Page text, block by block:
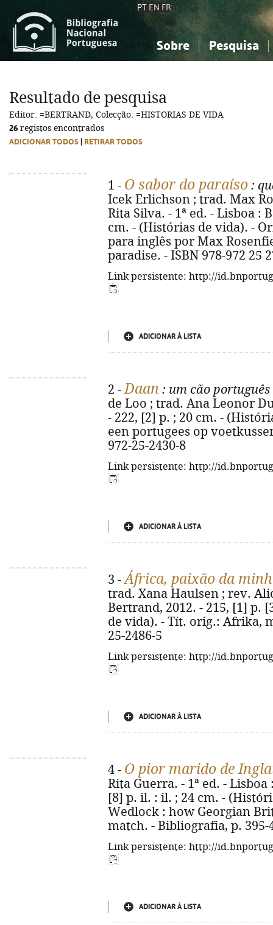
PT EN FR
Sobre Pesquisa
Ciências sociais...
Ciências sociais...
Resultado de pesquisa
Editor: =BERTRAND, Colecção: =HISTORIAS DE VIDA
26 registos encontrados
ADICIONAR TODOS RETIRAR TODOS
1 - O sabor do paraíso :
Icek Erlichson ; trad. Max
Rita Silva. - 1ª ed. - Lisboa :
cm. - (Histórias de vida). -
para inglês por Max
paradise. - ISBN 978-972 25
Link persistente: http://
ADICIONAR À LISTA
2 -Daan : um cão
de Loo ; trad. Ana Leonor
- 222, [2] p. ; 20 cm. -
een portugees op
972-25-2430-8
Link persistente: http://
ADICIONAR À LISTA
3 -África, paixão da
trad. Xana Haulsen ; rev.
Bertrand, 2012. - 215, [1] p.
de vida). - Tít. orig.: Afrika,
25-2486-5
Link persistente: http://
ADICIONAR À LISTA
4 - O pior marido de
Rita Guerra. - 1ª ed. -
[8] p. il. : il. ; 24 cm. -
Wedlock : how Georgian
match. - Bibliografia, p. 395-
Link persistente: http://
ADICIONAR À LISTA